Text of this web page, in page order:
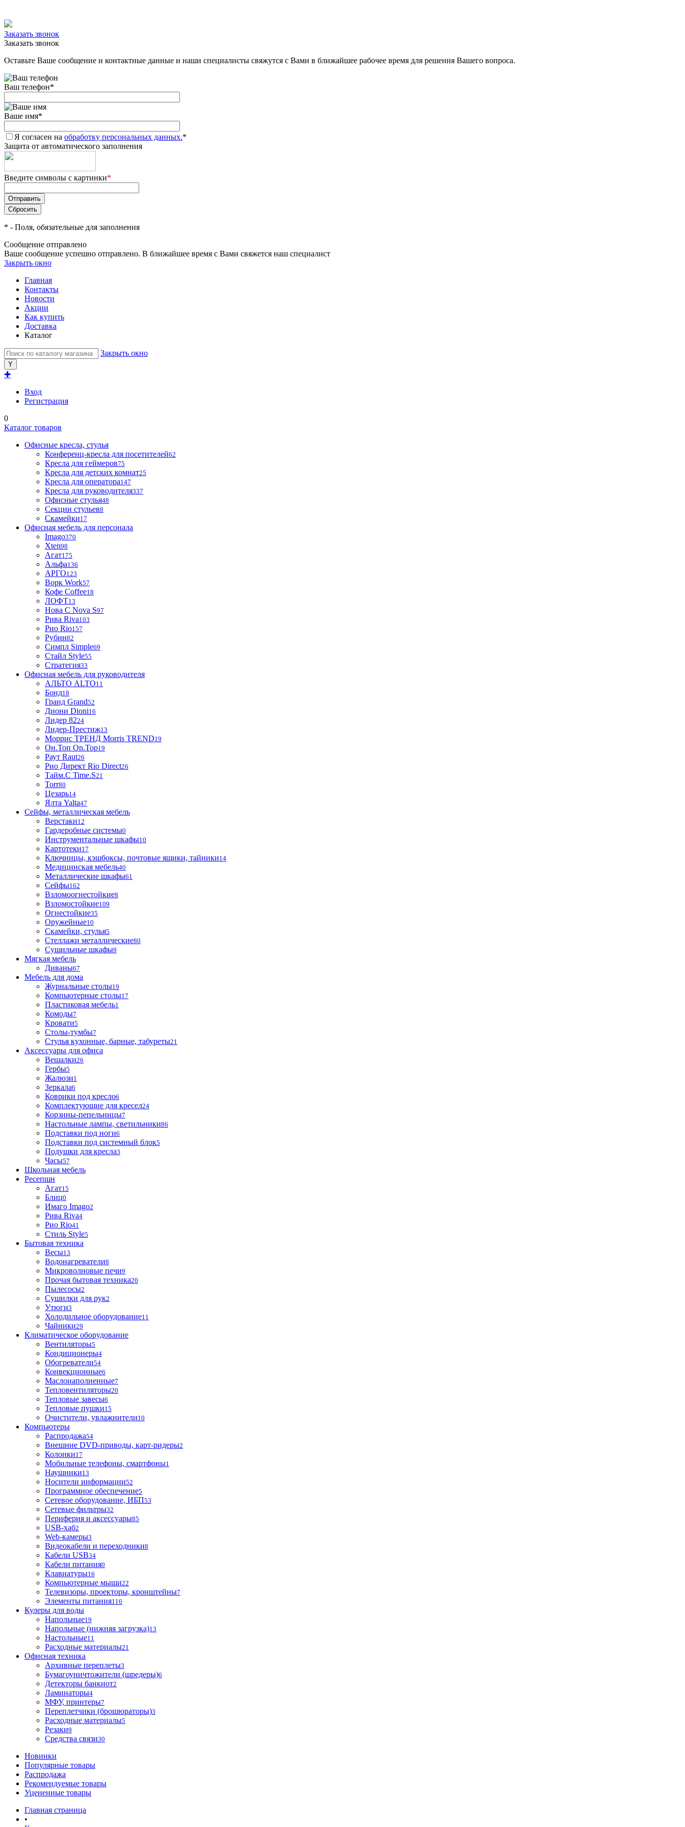
Заказать звонок
Заказать звонок
Оставьте Ваше сообщение и контактные данные и наши специалисты свяжутся с Вами в ближайшее рабочее время для решения Вашего вопроса.
Ваш телефон*
Ваше имя*
Я согласен на обработку персональных данных.*
Защита от автоматического заполнения
Введите символы с картинки*
* - Поля, обязательные для заполнения
Сообщение отправлено
Ваше сообщение успешно отправлено. В ближайшее время с Вами свяжется наш специалист
Закрыть окно
Главная
Контакты
Новости
Акции
Как купить
Доставка
Каталог
Закрыть окно
✚
Вход
Регистрация
0
Каталог товаров
Офисные кресла, стулья
Конференц-кресла для посетителей62
Кресла для геймеров75
Кресла для детских комнат25
Кресла для оператора147
Кресла для руководителя337
Офисные стулья48
Секции стульев8
Скамейки17
Офисная мебель для персонала
Imago370
Xten98
Агат175
Альфа136
АРГО123
Ворк Work57
Кофе Coffee18
ЛОФТ13
Нова С Nova S97
Рива Riva103
Рио Rio157
Рубин82
Симпл Simple69
Стайл Style55
Стратегия33
Офисная мебель для руководителя
АЛЬТО ALTO11
Бонд18
Гранд Grand52
Диони Dioni16
Лидер 8224
Лидер-Престиж13
Моррис ТРЕНД Morris TREND19
Он.Топ On.Top19
Раут Raut26
Рио Директ Rio Direct26
Тайм.С Time.S21
Torr80
Цезарь14
Ялта Yalta47
Сейфы, металлическая мебель
Верстаки12
Гардеробные системы0
Инструментальные шкафы10
Картотеки17
Ключницы, кэшбоксы, почтовые ящики, тайники14
Медицинская мебель40
Металлические шкафы61
Сейфы162
Взломоогнестойкие8
Взломостойкие109
Огнестойкие35
Оружейные10
Скамейки, стулья5
Стеллажи металлические80
Сушильные шкафы9
Мягкая мебель
Диваны67
Мебель для дома
Журнальные столы19
Компьютерные столы17
Пластиковая мебель1
Комоды7
Кровати5
Столы-тумбы7
Стулья кухонные, барные, табуреты21
Аксессуары для офиса
Вешалки26
Гербы5
Жалюзи1
Зеркала6
Коврики под кресло6
Комплектующие для кресел24
Корзины-пепельницы7
Настольные лампы, светильники86
Подставки под ноги6
Подставки под системный блок5
Подушки для кресла3
Часы57
Школьная мебель
Ресепшн
Агат15
Блиц0
Имаго Imago2
Рива Riva4
Рио Rio41
Стиль Style5
Бытовая техника
Весы13
Водонагреватели8
Микроволновые печи9
Прочая бытовая техника20
Пылесосы2
Сушилки для рук2
Утюги3
Холодильное оборудование11
Чайники29
Климатическое оборудование
Вентиляторы5
Кондиционеры4
Обогреватели54
Конвекционные6
Маслонаполненные7
Тепловентиляторы20
Тепловые завесы6
Тепловые пушки15
Очистители, увлажнители10
Компьютеры
Распродажа54
Внешние DVD-приводы, карт-ридеры2
Колонки17
Мобильные телефоны, смартфоны1
Наушники13
Носители информации52
Программное обеспечение5
Сетевое оборудование, ИБП53
Сетевые фильтры32
Периферия и аксессуары85
USB-хаб2
Web-камеры3
Видеокабели и переходники8
Кабели USB34
Кабели питания0
Клавиатуры16
Компьютерные мыши22
Телевизоры, проекторы, кронштейны7
Элементы питания116
Кулеры для воды
Напольные19
Напольные (нижняя загрузка)13
Настольные11
Расходные материалы21
Офисная техника
Архивные переплеты3
Бумагоуничтожители (шредеры)6
Детекторы банкнот2
Ламинаторы4
МФУ, принтеры7
Переплетчики (брошюраторы)3
Расходные материалы5
Резаки9
Средства связи30
Новинки
Популярные товары
Распродажа
Рекомендуемые товары
Уцененные товары
Главная страница
•